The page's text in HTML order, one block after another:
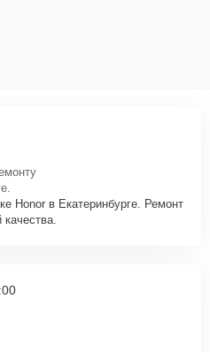
Honor в Екатеринбурге. Ремонт